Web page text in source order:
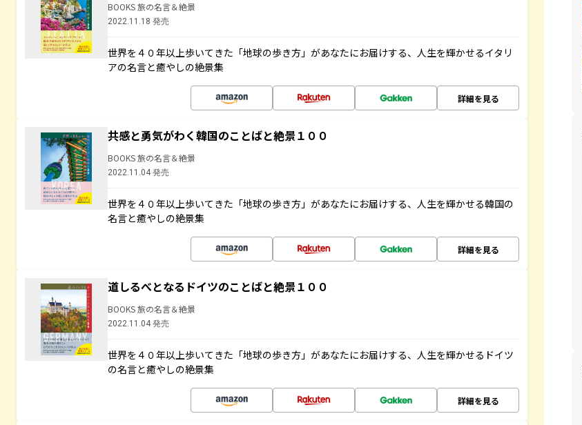
BOOKS 旅の名言＆絶景
2022.11.18 発売
世界を４０年以上歩いてきた「地球の歩き方」があなたにお届けする、人生を輝かせるイタリ
アの名言と癒やしの絶景集
詳細を見る
共感と勇気がわく韓国のことばと絶景１００
BOOKS 旅の名言＆絶景
2022.11.04 発売
世界を４０年以上歩いてきた「地球の歩き方」があなたにお届けする、人生を輝かせる韓国の
名言と癒やしの絶景集
詳細を見る
道しるべとなるドイツのことばと絶景１００
BOOKS 旅の名言＆絶景
2022.11.04 発売
世界を４０年以上歩いてきた「地球の歩き方」があなたにお届けする、人生を輝かせるドイツ
の名言と癒やしの絶景集
詳細を見る